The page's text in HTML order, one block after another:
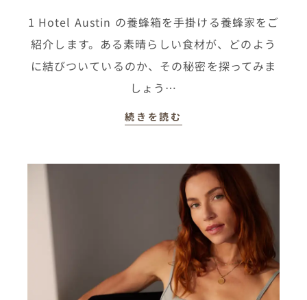
1 Hotel Austin の養蜂箱を手掛ける養蜂家をご
紹介します。ある素晴らしい食材が、どのよう
に結びついているのか、その秘密を探ってみま
しょう…
続きを読む